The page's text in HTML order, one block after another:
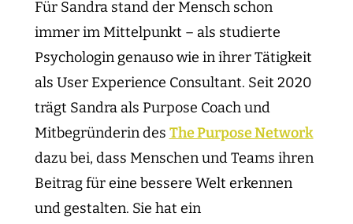
Für Sandra stand der Mensch schon
immer im Mittelpunkt – als studierte
Psychologin genauso wie in ihrer Tätigkeit
als User Experience Consultant. Seit 2020
trägt Sandra als Purpose Coach und
Mitbegründerin des The Purpose Network
dazu bei, dass Menschen und Teams ihren
Beitrag für eine bessere Welt erkennen
und gestalten. Sie hat ein